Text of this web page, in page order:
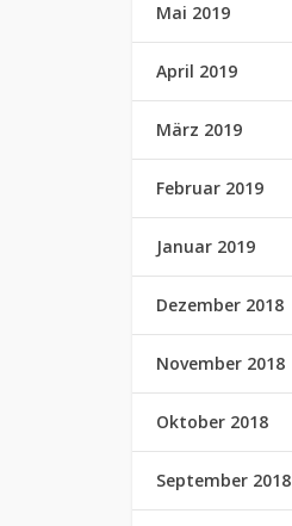
Mai 2019
April 2019
März 2019
Februar 2019
Januar 2019
Dezember 2018
November 2018
Oktober 2018
September 2018